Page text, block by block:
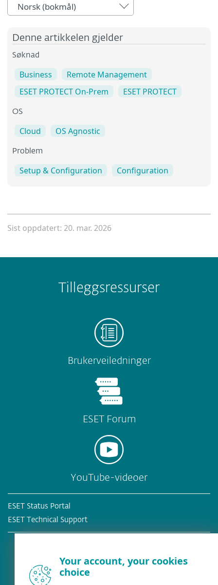
Norsk (bokmål)
Denne artikkelen gjelder
Søknad
Business
Remote Management
ESET PROTECT On-Prem
ESET PROTECT
OS
Cloud OS Agnostic
Problem
Setup & Configuration Configuration
Sist oppdatert: 20. mar. 2026
Tilleggsressurser
Brukerveiledninger
ESET Forum
YouTube-videoer
ESET Status Portal
ESET Technical Support
Your account, your cookies
choice